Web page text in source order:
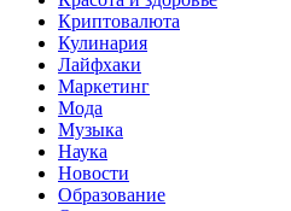
Криптовалюта
Кулинария
Лайфхаки
Маркетинг
Мода
Музыка
Наука
Новости
Образование